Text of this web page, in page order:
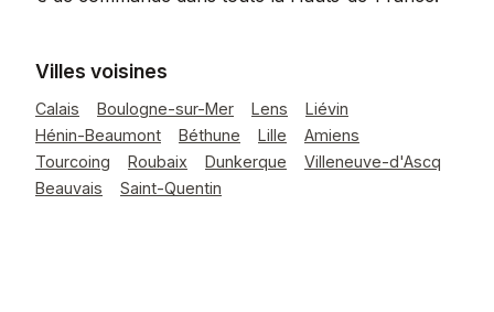
Villes voisines
Calais Boulogne-sur-Mer Lens
Liévin
Hénin-Beaumont
Béthune Lille
Amiens
Tourcoing
Roubaix Dunkerque
Villeneuve-d'Ascq
Beauvais
Saint-Quentin